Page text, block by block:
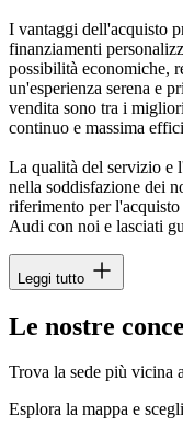
I vantaggi dell'acquisto
finanziamenti
possibilità economiche,
un'esperienza serena e
vendita sono tra i
continuo e massima
La qualità del servizio e
nella soddisfazione dei
riferimento per
Audi con noi e lasciati
Leggi tutto
Le nostre
Trova la sede più vicina
Esplora la mappa e